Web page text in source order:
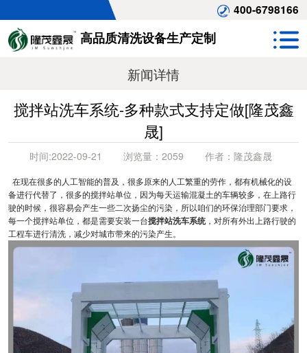
400-6798166
高品质清洗设备生产定制
新闻详情
搅拌站洗车系统-多种款式支持定做[隆茂鑫
晟]
时间:2022-09-21 浏览量： 2059 作者： 隆茂鑫晟
在现在很多的人工智能的普及，很多原来的人工繁重的劳作，都有机械化的设
备进行代替了，很多的搅拌站单位，因为每天运输混凝土的车辆较多，在上路行
驶的时候，很容易会产生一些二次扬尘的污染，所以咱们的环保治理部门要求，
每一个搅拌站单位，都是需要安装一台搅拌站洗车系统，对所有外出上路行驶的
工程车进行清洗，减少对城市带来的污染产生。